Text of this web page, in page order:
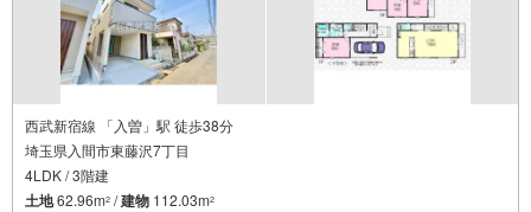
西武新宿線 「入曽」駅 徒歩38分
埼玉県入間市東藤沢7丁目
4LDK / 3階建
土地62.96m2 /建物 112.03m2